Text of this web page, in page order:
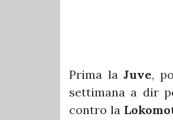
Prima laJuve,
settimana a dir
contro la